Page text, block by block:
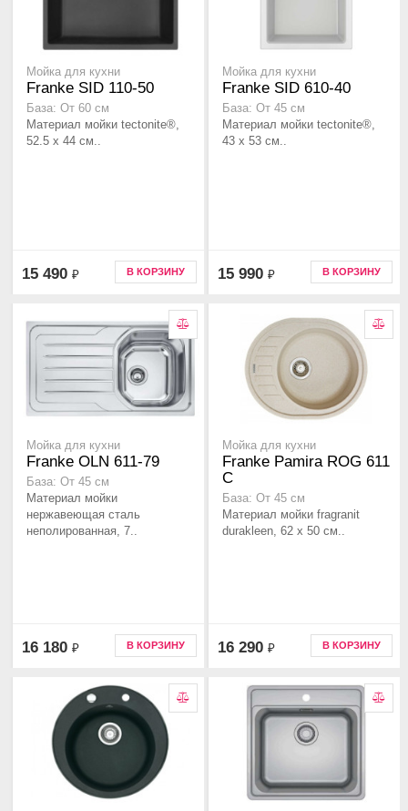
Мойка для кухни
Franke SID 110-50
База: От 60 см
Материал мойки tectonite®,
52.5 x 44 см..
15 490 ₽ В КОРЗИНУ
Мойка для кухни
Franke SID 610-40
База: От 45 см
Материал мойки tectonite®,
43 x 53 см..
15 990 ₽ В КОРЗИНУ
Мойка для кухни
Franke OLN 611-79
База: От 45 см
Материал мойки
нержавеющая сталь
неполированная, 7..
16 180 ₽ В КОРЗИНУ
Мойка для кухни
Franke Pamira ROG 611
C
База: От 45 см
Материал мойки fragranit
durakleen, 62 x 50 см..
16 290 ₽ В КОРЗИНУ